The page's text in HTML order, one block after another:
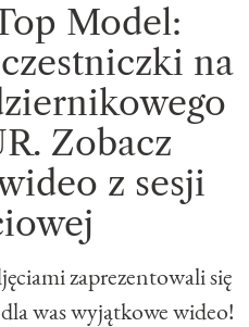
Model:
na
Zobacz
z sesji
zaprezentowali się
was wyjątkowe wideo!